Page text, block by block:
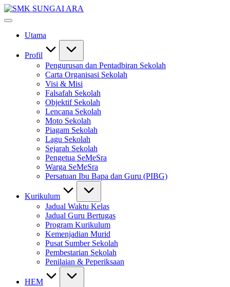
Skip
to
#KetekunanNadiKecemerlangan
#SeMeSradiHati
Utama
Profil
Pengurusan dan Pentadbiran Sekolah
Carta Organisasi Sekolah
Visi & Misi
Falsafah Sekolah
Objektif Sekolah
Lencana Sekolah
Moto Sekolah
Piagam Sekolah
Lagu Sekolah
Sejarah Sekolah
Pengetua SeMeSra
Warga SeMeSra
Persatuan Ibu Bapa dan Guru (PIBG)
Kurikulum
Jadual Waktu Kelas
Jadual Guru Bertugas
Program Kurikulum
Kemenjadian Murid
Pusat Sumber Sekolah
Pembestarian Sekolah
Penilaian & Peperiksaan
HEM